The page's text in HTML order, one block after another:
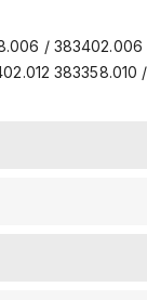
/
383358.010